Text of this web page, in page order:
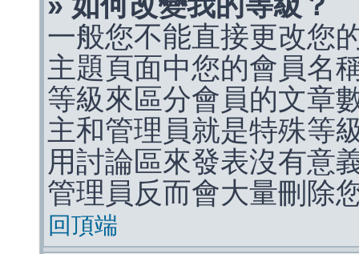
一般您不能直接更改您
主題頁面中您的會員名
等級來區分會員的文章
主和管理員就是特殊等
用討論區來發表沒有意
管理員反而會大量刪除
回頂端